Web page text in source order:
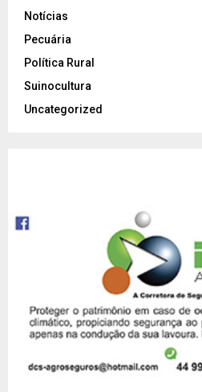
Notícias
Pecuária
Política Rural
Suinocultura
Uncategorized